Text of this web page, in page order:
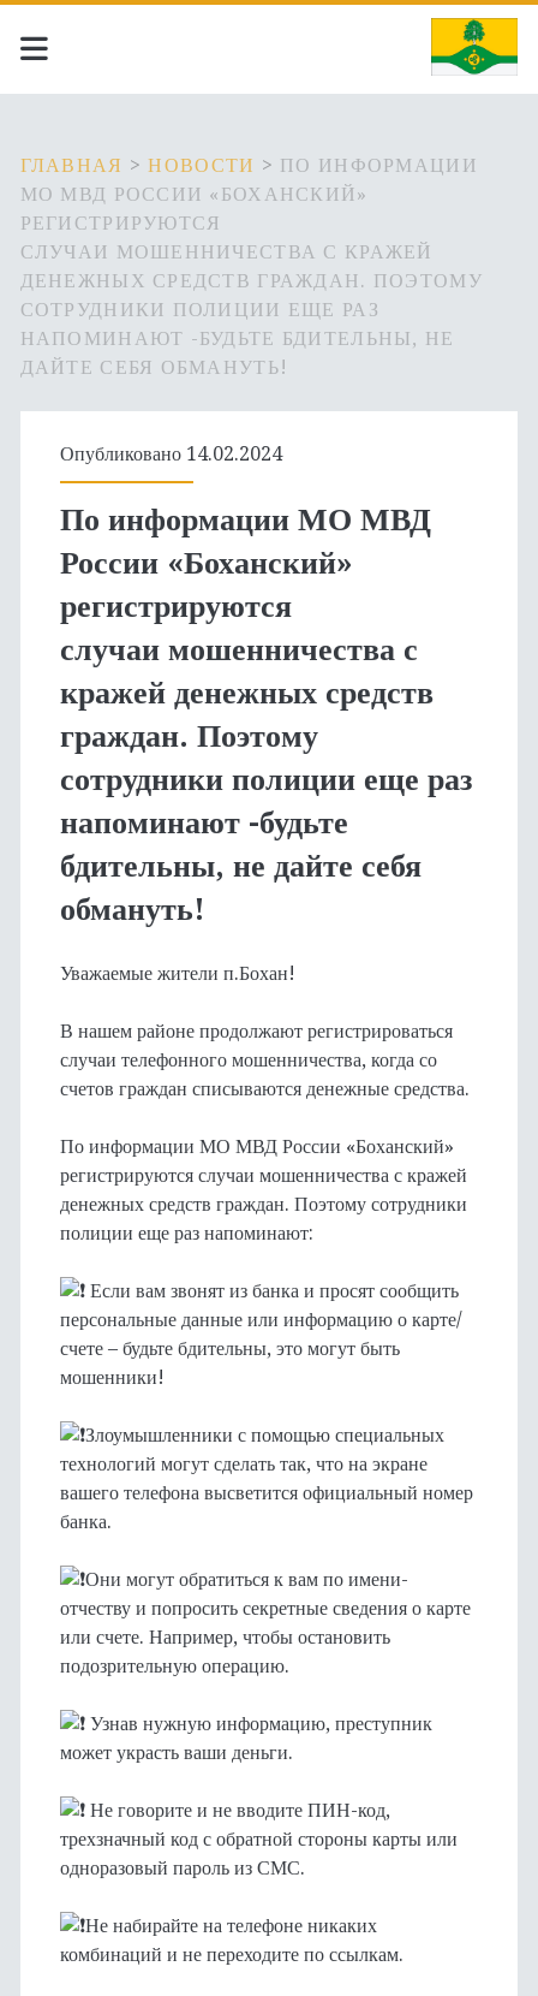
ГЛАВНАЯ >НОВОСТИ > ПО ИНФОРМАЦИИ
МО МВД РОССИИ «БОХАНСКИЙ»
РЕГИСТРИРУЮТСЯ
СЛУЧАИ МОШЕННИЧЕСТВА С КРАЖЕЙ
ДЕНЕЖНЫХ СРЕДСТВ ГРАЖДАН. ПОЭТОМУ
СОТРУДНИКИ ПОЛИЦИИ ЕЩЕ РАЗ
НАПОМИНАЮТ -БУДЬТЕ БДИТЕЛЬНЫ, НЕ
ДАЙТЕ СЕБЯ ОБМАНУТЬ!
Опубликовано 14.02.2024
По информации МО МВД
России «Боханский»
регистрируются
случаи мошенничества с
кражей денежных средств
граждан. Поэтому
сотрудники полиции еще раз
напоминают -будьте
бдительны, не дайте себя
обмануть!
Уважаемые жители п.Бохан!
В нашем районе продолжают регистрироваться
случаи телефонного мошенничества, когда со
счетов граждан списываются денежные средства.
По информации МО МВД России «Боханский»
регистрируются случаи мошенничества с кражей
денежных средств граждан. Поэтому сотрудники
полиции еще раз напоминают:
Если вам звонят из банка и просят сообщить
персональные данные или информацию о карте/
счете – будьте бдительны, это могут быть
мошенники!
Злоумышленники с помощью специальных
технологий могут сделать так, что на экране
вашего телефона высветится официальный номер
банка.
Они могут обратиться к вам по имени-
отчеству и попросить секретные сведения о карте
или счете. Например, чтобы остановить
подозрительную операцию.
Узнав нужную информацию, преступник
может украсть ваши деньги.
Не говорите и не вводите ПИН-код,
трехзначный код с обратной стороны карты или
одноразовый пароль из СМС.
Не набирайте на телефоне никаких
комбинаций и не переходите по ссылкам.